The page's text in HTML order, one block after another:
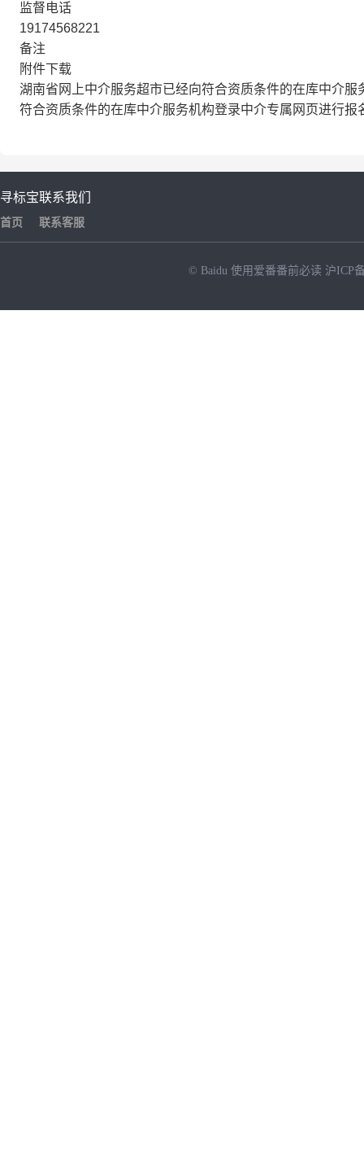
监督电话
19174568221
备注
附件下载
湖南省网上中介服务超市已经向符合资质条件的在库中介
符合资质条件的在库中介服务机构登录中介专属网页进行报
寻标宝
首页
联系我们
联系客服
© Baidu 使用爱番番前必读 沪ICP